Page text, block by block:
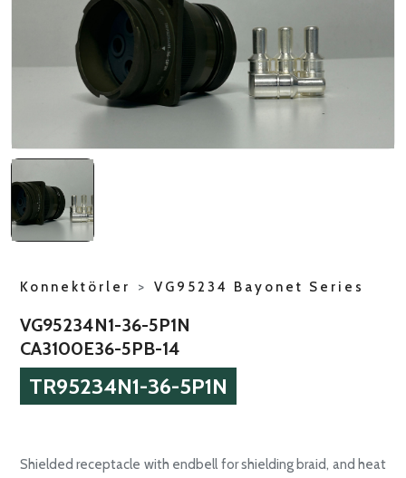
Konnektörler > VG95234 Bayonet Series
VG95234N1-36-5P1N
CA3100E36-5PB-14
TR95234N1-36-5P1N
Shielded receptacle with endbell for shielding braid, and heat